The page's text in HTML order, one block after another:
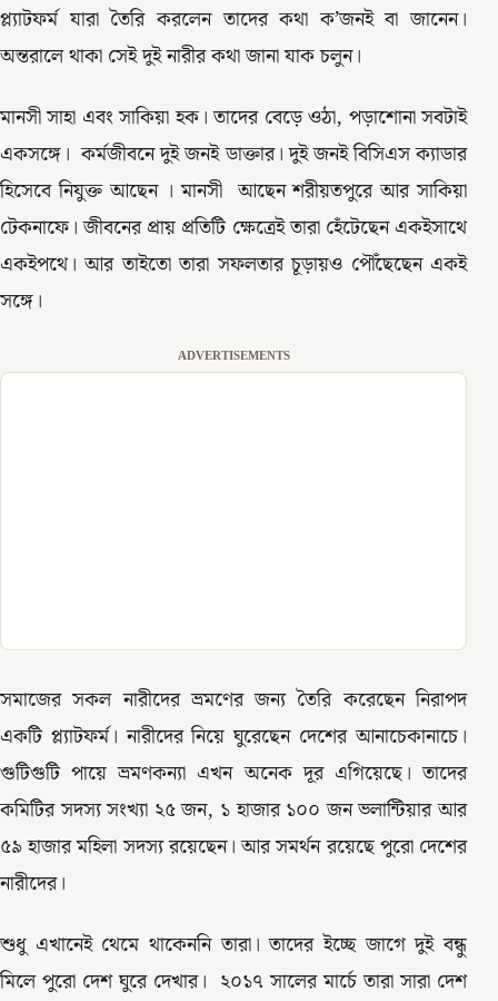
প্ল্যাটফর্ম যারা তৈরি করলেন তাদের কথা ক’জনই বা জানেন।
অন্তরালে থাকা সেই দুই নারীর কথা জানা যাক চলুন।
মানসী সাহা এবং সাকিয়া হক। তাদের বেড়ে ওঠা, পড়াশোনা সবটাই
একসঙ্গে। কর্মজীবনে দুই জনই ডাক্তার। দুই জনই বিসিএস ক্যাডার
হিসেবে নিযুক্ত আছেন । মানসী আছেন শরীয়তপুরে আর সাকিয়া
টেকনাফে। জীবনের প্রায় প্রতিটি ক্ষেত্রেই তারা হেঁটেছেন একইসাথে
একইপথে। আর তাইতো তারা সফলতার চূড়ায়ও পৌঁছেছেন একই
সঙ্গে।
ADVERTISEMENTS
সমাজের সকল নারীদের ভ্রমণের জন্য তৈরি করেছেন নিরাপদ
একটি প্ল্যাটফর্ম। নারীদের নিয়ে ঘুরেছেন দেশের আনাচেকানাচে।
গুটিগুটি পায়ে ভ্রমণকন্যা এখন অনেক দূর এগিয়েছে। তাদের
কমিটির সদস্য সংখ্যা ২৫ জন, ১ হাজার ১০০ জন ভলান্টিয়ার আর
৫৯ হাজার মহিলা সদস্য রয়েছেন। আর সমর্থন রয়েছে পুরো দেশের
নারীদের।
শুধু এখানেই থেমে থাকেননি তারা। তাদের ইচ্ছে জাগে দুই বন্ধু
মিলে পুরো দেশ ঘুরে দেখার। ২০১৭ সালের মার্চে তারা সারা দেশ